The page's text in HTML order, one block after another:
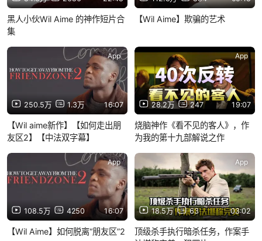
黑人小伙Wil Aime 的神作短片合
集
【Wil Aime】欺骗的艺术
250.5万 1.3万 16:07
App
【Wil aime新作】【如何走出朋
友区2】【中法双字幕】
28.2万 247 19:07
App
烧脑神作《看不见的客人》，作
为我的第十九部解说之作
108.5万 4250 16:07
App
【Wil Aime】如何脱离“朋友区”2
18.5万 63 03:02
App
顶级杀手执行暗杀任务，作案手